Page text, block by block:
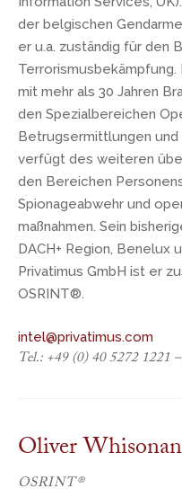
der belgischen
er u.a. zuständig für den
mit mehr als 30 Jahren
den Spezialbereichen
Betrugsermittlungen und
verfügt des weiteren
den Bereichen
Spionageabwehr und
maßnahmen. Sein
DACH+ Region, Benelux
Privatimus GmbH ist er
OSRINT®.
intel@privatimus.com
Tel.: +49 (0) 40 5272 1221
Oliver
OSRINT®